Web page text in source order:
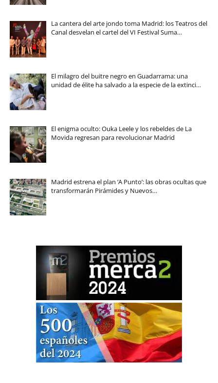
La cantera del arte jondo toma Madrid: los Teatros del
Canal desvelan el cartel del VI Festival Suma…
El milagro del buitre negro en Guadarrama: una
unidad de élite ha salvado a la especie de la extinci…
El enigma oculto: Ouka Leele y los rebeldes de La
Movida regresan para revolucionar Madrid
Madrid estrena el plan ‘A Punto’: las obras ocultas que
transformarán Pirámides y Nuevos…